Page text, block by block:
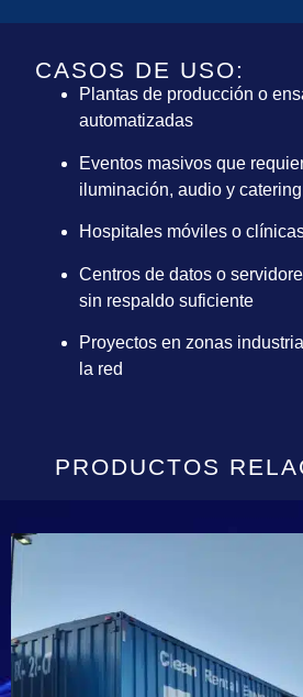
CASOS DE USO:
Plantas de producción o
automatizadas
Eventos masivos que
iluminación, audio y catering
Hospitales móviles o
Centros de datos o
sin respaldo suficiente
Proyectos en zonas
la red
PRODUCTOS